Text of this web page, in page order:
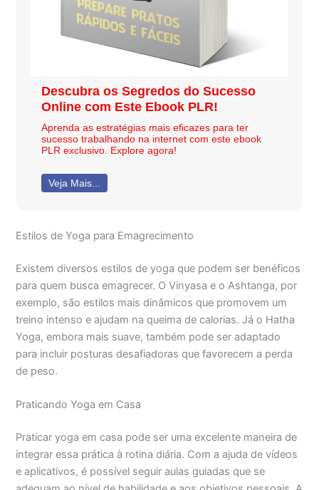
Descubra os Segredos do Sucesso
Online com Este Ebook PLR!
Aprenda as estratégias mais eficazes para ter
sucesso trabalhando na internet com este ebook
PLR exclusivo. Explore agora!
Veja Mais...
Estilos de Yoga para Emagrecimento
Existem diversos estilos de yoga que podem ser benéficos
para quem busca emagrecer. O Vinyasa e o Ashtanga, por
exemplo, são estilos mais dinâmicos que promovem um
treino intenso e ajudam na queima de calorias. Já o Hatha
Yoga, embora mais suave, também pode ser adaptado
para incluir posturas desafiadoras que favorecem a perda
de peso.
Praticando Yoga em Casa
Praticar yoga em casa pode ser uma excelente maneira de
integrar essa prática à rotina diária. Com a ajuda de vídeos
e aplicativos, é possível seguir aulas guiadas que se